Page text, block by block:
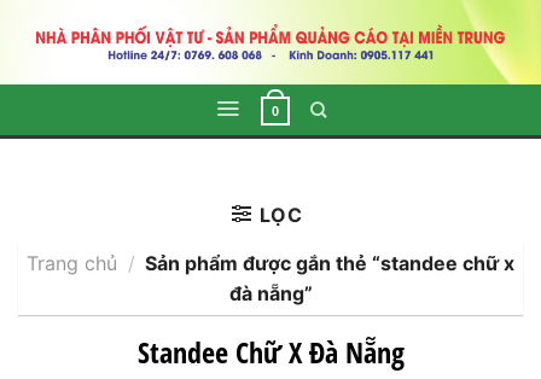
0
Standee Chữ X Đà Nẵng
Trang chủ / Sản phẩm được gắn thẻ “standee chữ x
đà nẵng”
LỌC